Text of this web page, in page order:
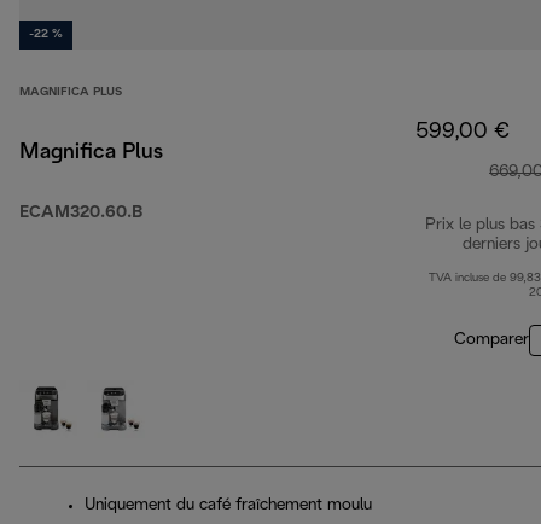
-22 %
MAGNIFICA PLUS
Magnifica Plus
ECAM320.60.B
599,00 €
Prix le plus bas
derniers
TVA incluse de
Comparer
Uniquement du café fraîchement moulu